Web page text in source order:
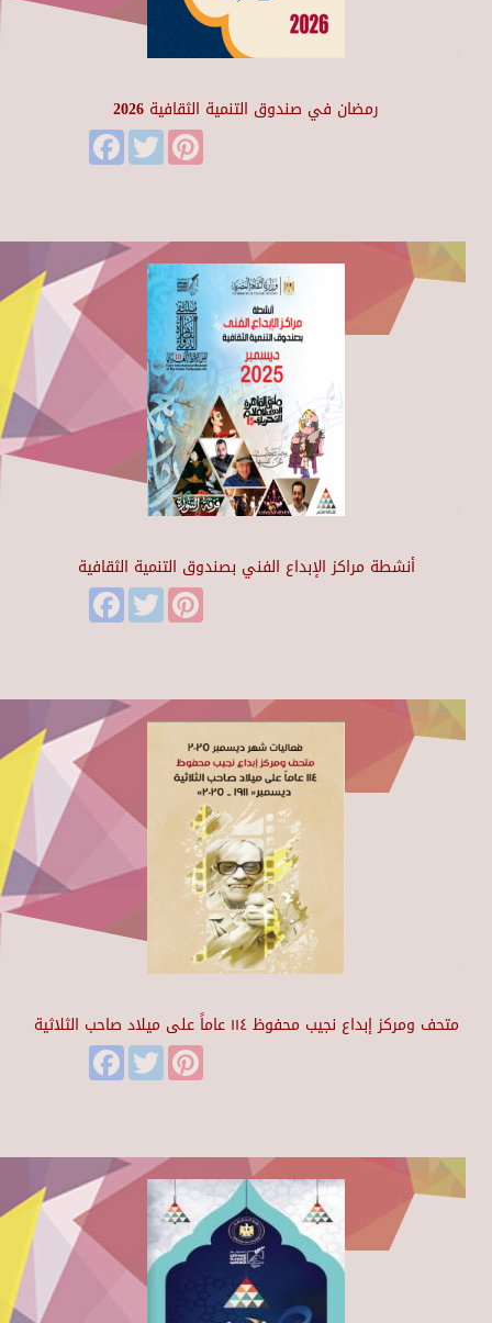
رمضان في صندوق التنمية الثقافية 2026
FacebookTwitter
أنشطة مراكز الإبداع الفني بصندوق التنمية الثقافية
FacebookTwitter
متحف ومركز إبداع نجيب محفوظ ١١٤ عاماً على ميلاد صاحب الثلاثية
FacebookTwitter